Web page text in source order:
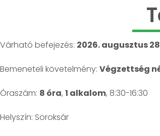
Várható befejezés: 2026. augusztus
Bemeneteli követelmény: Végzettség
Óraszám: 8 óra, 1 alkalom, 8:30-16:30
Helyszín: Soroksár